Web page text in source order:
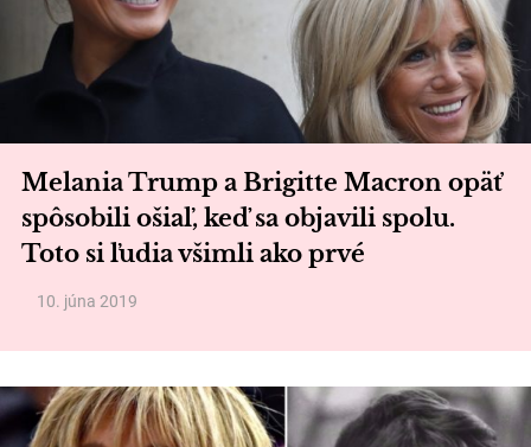
Melania Trump a Brigitte Macron opäť
spôsobili ošiaľ, keď sa objavili spolu.
Toto si ľudia všimli ako prvé
10. júna 2019